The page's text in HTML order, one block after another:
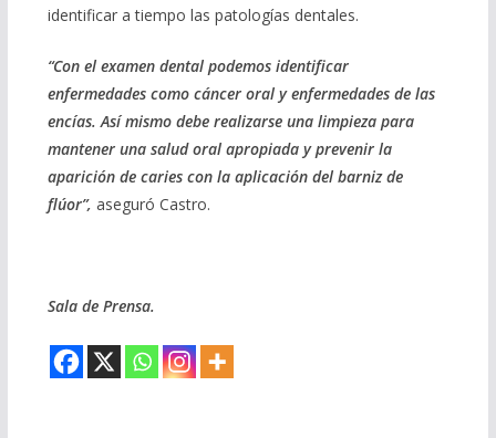
identificar a tiempo las patologías dentales.
“Con el examen dental podemos identificar
enfermedades como cáncer oral y enfermedades de las
encías. Así mismo debe realizarse una limpieza para
mantener una salud oral apropiada y prevenir la
aparición de caries con la aplicación del barniz de
flúor”, aseguró Castro.
Sala de Prensa.